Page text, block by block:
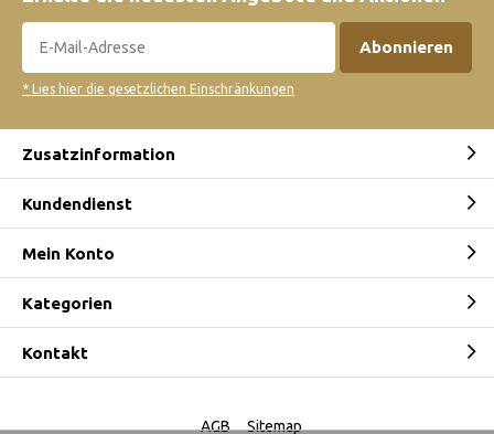
Abonnieren
* Lies hier die gesetzlichen Einschränkungen
Zusatzinformation
Kundendienst
Mein Konto
Kategorien
Kontakt
AGB Sitemap